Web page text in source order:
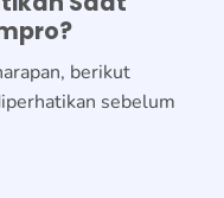
berikut
sebelum